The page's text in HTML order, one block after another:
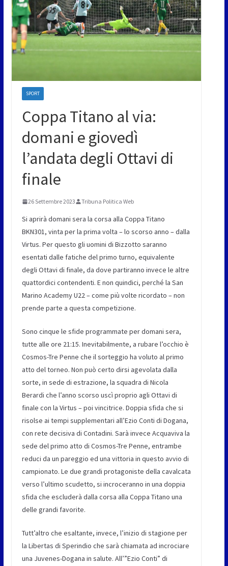
SPORT
Coppa Titano al via:
domani e giovedì
l’andata degli Ottavi di
finale
26 Settembre 2023 Tribuna Politica Web
Si aprirà domani sera la corsa alla Coppa Titano
BKN301, vinta per la prima volta – lo scorso anno – dalla
Virtus. Per questo gli uomini di Bizzotto saranno
esentati dalle fatiche del primo turno, equivalente
degli Ottavi di finale, da dove partiranno invece le altre
quattordici contendenti. E non quindici, perché la San
Marino Academy U22 – come più volte ricordato – non
prende parte a questa competizione.
Sono cinque le sfide programmate per domani sera,
tutte alle ore 21:15. Inevitabilmente, a rubare l’occhio è
Cosmos-Tre Penne che il sorteggio ha voluto al primo
atto del torneo. Non può certo dirsi agevolata dalla
sorte, in sede di estrazione, la squadra di Nicola
Berardi che l’anno scorso uscì proprio agli Ottavi di
finale con la Virtus – poi vincitrice. Doppia sfida che si
risolse ai tempi supplementari all’Ezio Conti di Dogana,
con rete decisiva di Contadini. Sarà invece Acquaviva la
sede del primo atto di Cosmos-Tre Penne, entrambe
reduci da un pareggio ed una vittoria in questo avvio di
campionato. Le due grandi protagoniste della cavalcata
verso l’ultimo scudetto, si incroceranno in una doppia
sfida che escluderà dalla corsa alla Coppa Titano una
delle grandi favorite.
Tutt’altro che esaltante, invece, l’inizio di stagione per
la Libertas di Sperindio che sarà chiamata ad incrociare
una Juvenes-Dogana in salute. All’”Ezio Conti” di